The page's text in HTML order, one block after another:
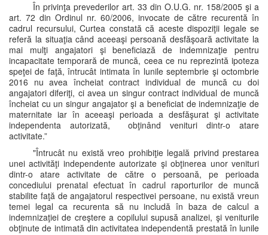
În privinţa prevederilor art. 33 din O.U.G. nr. 158/2005 şi a
art. 72 din Ordinul nr. 60/2006, invocate de către recurentă în
cadrul recursului, Curtea constată că aceste dispoziţii legale se
referă la situaţia când aceeaşi persoană desfăşoară activitate la
mai mulţi angajatori şi beneficiază de indemnizaţie pentru
incapacitate temporară de muncă, ceea ce nu reprezintă ipoteza
speţei de faţă, întrucât intimata în lunile septembrie şi octombrie
2016 nu avea încheiat contract individual de muncă cu doi
angajatori diferiţi, ci avea un singur contract individual de muncă
încheiat cu un singur angajator şi a beneficiat de indemnizaţie de
maternitate iar în aceeaşi perioada a desfăşurat şi activitate
independenta autorizată, obţinând venituri dintr-o atare
activitate.”
"Întrucât nu există vreo prohibiţie legală privind prestarea
unei activităţi independente autorizate şi obţinerea unor venituri
dintr-o atare activitate de către o persoană, pe perioada
concediului prenatal efectuat în cadrul raporturilor de muncă
stabilite faţă de angajatorul respectivei persoane, nu există vreun
temei legal ca recurenta să nu includă în baza de calcul a
indemnizaţiei de creştere a copilului supusă analizei, şi veniturile
obţinute de intimată din activitatea independentă prestată în lunile